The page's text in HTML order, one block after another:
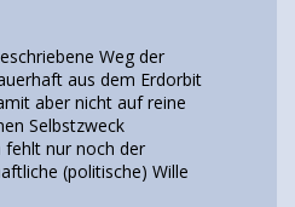
Weg der
aus dem Erdorbit
aber nicht auf reine
Selbstzweck
fehlt nur noch der
(politische) Wille